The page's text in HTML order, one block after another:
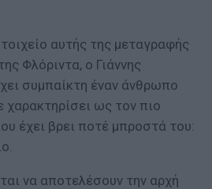
αυτής της μεταγραφής
Φλόριντα, ο Γιάννης
συμπαίκτη έναν άνθρωπο
χαρακτηρίσει ως τον πιο
έχει βρει ποτέ μπροστά του:
να αποτελέσουν την αρχή